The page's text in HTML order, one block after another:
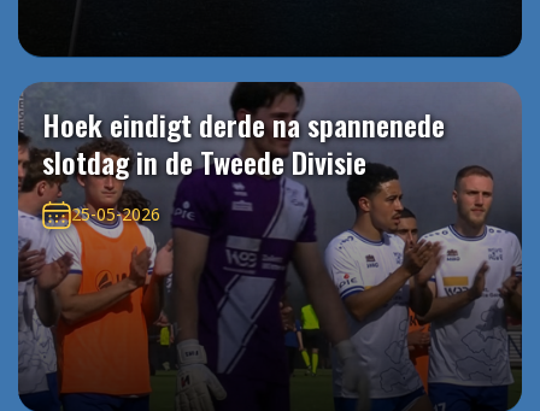
Hoek eindigt derde na spannenede
slotdag in de Tweede Divisie
25-05-2026